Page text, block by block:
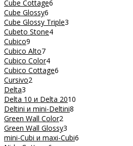
Cube Cottage6
Cube Glossy6
Cube Glossy Triple3
Cubeto Stone4
Cubico9
Cubico Alto7
Cubico Color4
Cubico Cottage6
Cursivo2
Delta3
Delta 10 и Delta 2010
Deltini и mini-Deltini8
Green Wall Color2
Green Wall Glossy3
mini-Cubi и maxi-Cubi6